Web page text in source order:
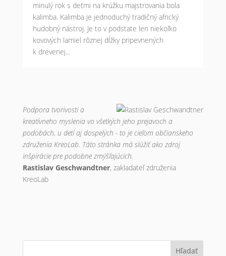
minulý rok s deťmi na krúžku majstrovania bola
kalimba. Kalimba je jednoduchý tradičný africký
hudobný nástroj. Je to v podstate len niekoľko
kovových lamiel rôznej dĺžky pripevnených
k drevenej...
Podpora tvorivosti a
kreatívneho myslenia vo všetkých jeho prejavoch a
podobách, u detí aj dospelých - to je cieľom občianskeho
združenia KreoLab. Táto stránka má slúžiť ako zdroj
inšpirácie pre podobne zmýšľajúcich.
Rastislav Geschwandtner, zakladateľ združenia
KreoLab
Hľadať